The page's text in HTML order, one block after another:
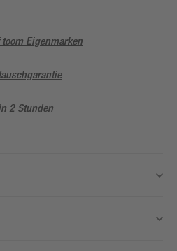
Eigenmarken
2 Stunden